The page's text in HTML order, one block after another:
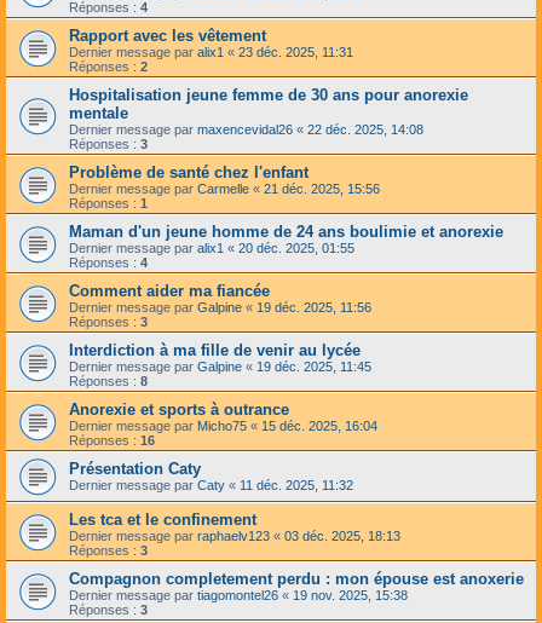
Réponses : 4
Rapport avec les vêtement
Dernier message par alix1 « 23 déc. 2025, 11:31
Réponses : 2
Hospitalisation jeune femme de 30 ans pour anorexie
mentale
Dernier message par maxencevidal26 « 22 déc. 2025, 14:08
Réponses : 3
Problème de santé chez l'enfant
Dernier message par Carmelle « 21 déc. 2025, 15:56
Réponses : 1
Maman d'un jeune homme de 24 ans boulimie et anorexie
Dernier message par alix1 « 20 déc. 2025, 01:55
Réponses : 4
Comment aider ma fiancée
Dernier message par Galpine « 19 déc. 2025, 11:56
Réponses : 3
Interdiction à ma fille de venir au lycée
Dernier message par Galpine « 19 déc. 2025, 11:45
Réponses : 8
Anorexie et sports à outrance
Dernier message par Micho75 « 15 déc. 2025, 16:04
Réponses : 16
Présentation Caty
Dernier message par Caty « 11 déc. 2025, 11:32
Les tca et le confinement
Dernier message par raphaelv123 « 03 déc. 2025, 18:13
Réponses : 3
Compagnon completement perdu : mon épouse est anoxerie
Dernier message par tiagomontel26 « 19 nov. 2025, 15:38
Réponses : 3